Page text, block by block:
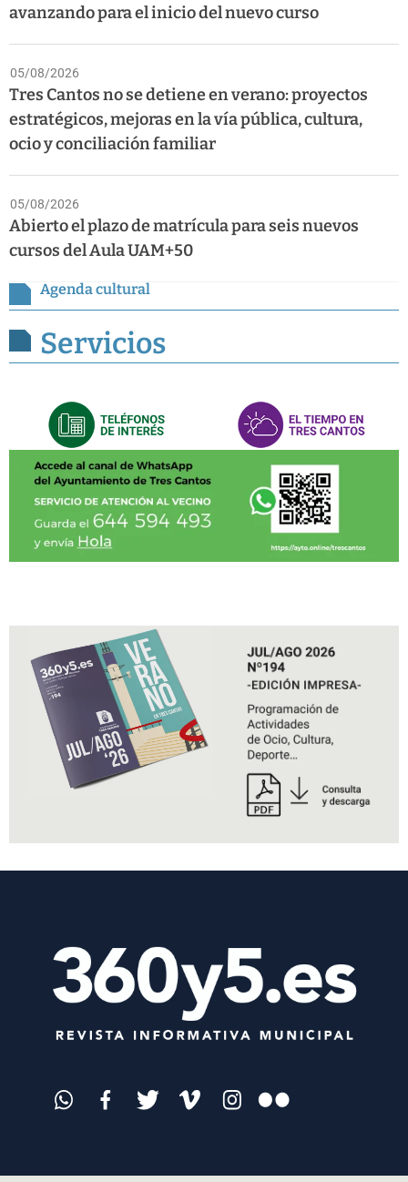
avanzando para el inicio del nuevo curso
05/08/2026
Tres Cantos no se detiene en verano: proyectos
estratégicos, mejoras en la vía pública, cultura,
ocio y conciliación familiar
05/08/2026
Abierto el plazo de matrícula para seis nuevos
cursos del Aula UAM+50
Agenda cultural
Servicios